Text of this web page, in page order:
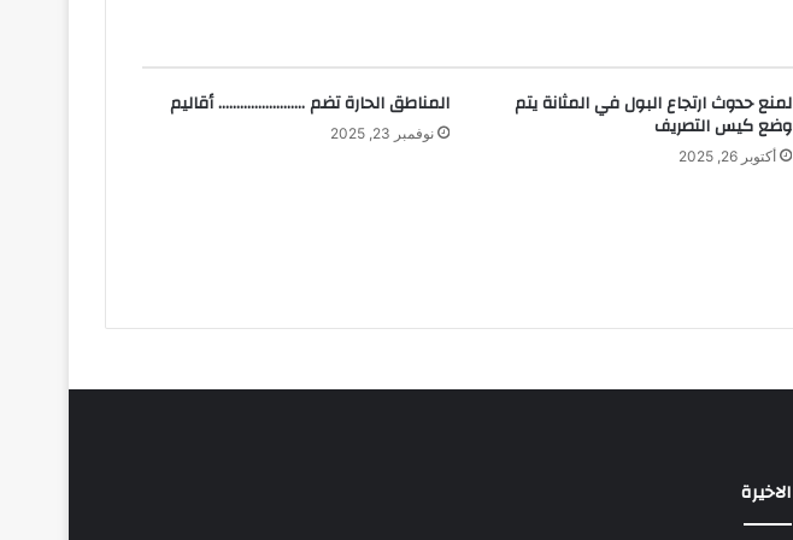
لمنع حدوث ارتجاع البول في المثانة يتم
وضع كيس التصريف
أكتوبر 26, 2025
المناطق الحارة تضم …………………… أقاليم
نوفمبر 23, 2025
الاخيرة